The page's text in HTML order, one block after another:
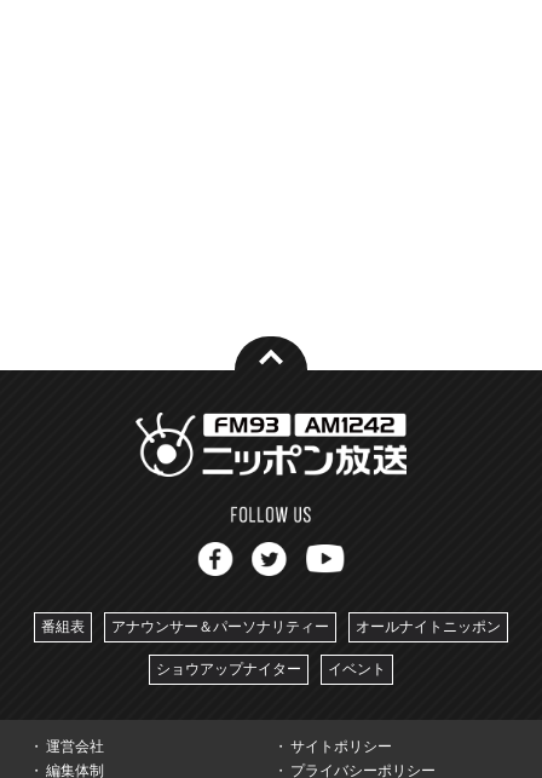
番組表 アナウンサー＆パーソナリティー オールナイトニッポン
ショウアップナイター イベント
運営会社
サイトポリシー
編集体制
プライバシーポリシー